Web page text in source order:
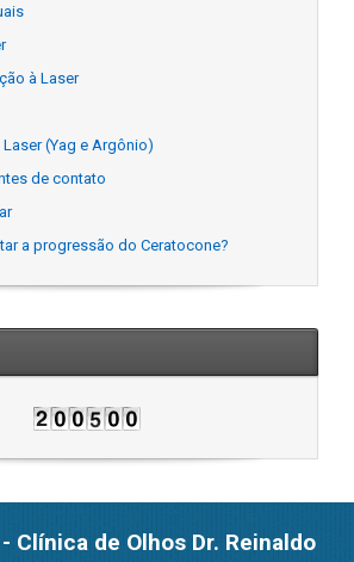
à Laser
(Yag e Argônio)
de contato
a progressão do Ceratocone?
- Clínica de Olhos Dr. Reinaldo